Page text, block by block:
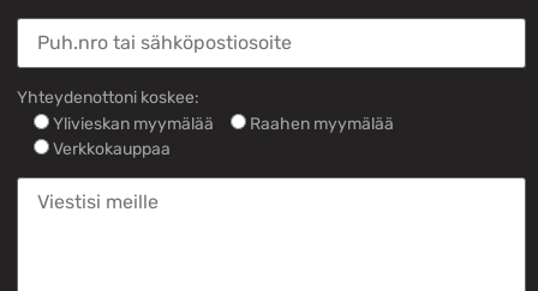
Yhteydenottoni koskee:
Ylivieskan myymälää
Raahen myymälää
Verkkokauppaa